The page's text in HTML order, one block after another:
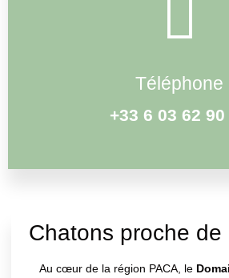
Téléphone
+33 6 03 62 90
Chatons proche de
Au cœur de la région PACA, le